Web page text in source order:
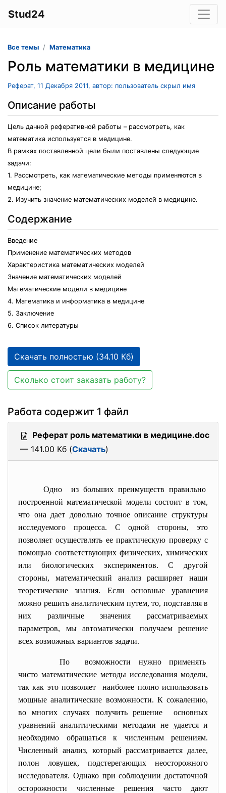
Stud24
Все темы Математика
Роль математики в медицине
Реферат, 11 Декабря 2011, автор: пользователь скрыл имя
Описание работы
Цель данной реферативной работы – рассмотреть, как
математика используется в медицине.
В рамках поставленной цели были поставлены следующие
задачи:
1. Рассмотреть, как математические методы применяются в
медицине;
2. Изучить значение математических моделей в медицине.
Содержание
Введение
Применение математических методов
Характеристика математических моделей
Значение математических моделей
Математические модели в медицине
4. Математика и информатика в медицине
5. Заключение
6. Список литературы
Скачать полностью (34.10 Кб)
Сколько стоит заказать работу?
Работа содержит 1 файл
Реферат роль математики в медицине.doc
— 141.00 Кб (Скачать)
Одно из больших преимуществ правильно
построенной математической модели состоит в том,
что она дает довольно точное описание структуры
исследуемого процесса. С одной стороны, это
позволяет осуществлять ее практическую проверку с
помощью соответствующих физических, химических
или биологических экспериментов. С другой
стороны, математический анализ расширяет наши
теоретические знания. Если основные уравнения
можно решить аналитическим путем, то, подставляя в
них различные значения рассматриваемых
параметров, мы автоматически получаем решение
всех возможных вариантов задачи.
По возможности нужно применять
чисто математические методы исследования модели,
так как это позволяет наиболее полно использовать
мощные аналитические возможности. К сожалению,
во многих случаях получить решение основных
уравнений аналитическими методами не удается и
необходимо обращаться к численным решениям.
Численный анализ, который рассматривается далее,
полон ловушек, подстерегающих неосторожного
исследователя. Однако при соблюдении достаточной
осторожности численные решения часто дают